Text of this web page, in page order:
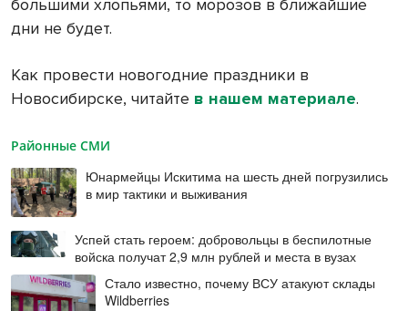
большими хлопьями, то морозов в ближайшие
дни не будет.
Как провести новогодние праздники в
Новосибирске, читайте в нашем материале.
Районные СМИ
Юнармейцы Искитима на шесть дней погрузились
в мир тактики и выживания
Успей стать героем: добровольцы в беспилотные
войска получат 2,9 млн рублей и места в вузах
Стало известно, почему ВСУ атакуют склады
Wildberries